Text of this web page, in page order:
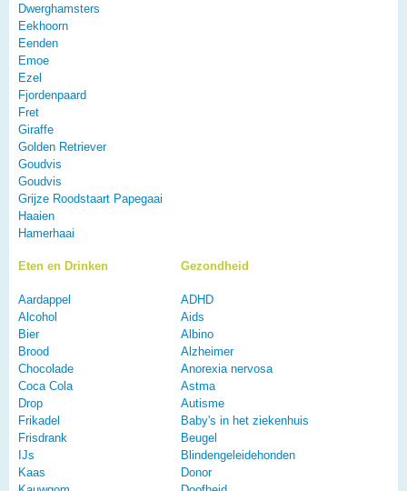
Dwerghamsters
Eekhoorn
Eenden
Emoe
Ezel
Fjordenpaard
Fret
Giraffe
Golden Retriever
Goudvis
Goudvis
Grijze Roodstaart Papegaai
Haaien
Hamerhaai
Eten en Drinken
Aardappel
Alcohol
Bier
Brood
Chocolade
Coca Cola
Drop
Frikadel
Frisdrank
IJs
Kaas
Gezondheid
ADHD
Aids
Albino
Alzheimer
Anorexia nervosa
Astma
Autisme
Baby's in het ziekenhuis
Beugel
Blindengeleidehonden
Donor